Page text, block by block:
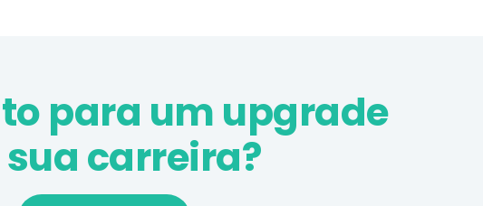
para um upgrade
carreira?